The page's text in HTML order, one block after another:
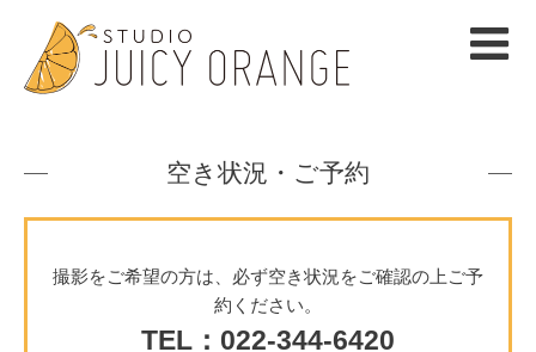
空き状況・ご予約
撮影をご希望の方は、必ず空き状況をご確認の上ご予
約ください。
TEL：022-344-6420